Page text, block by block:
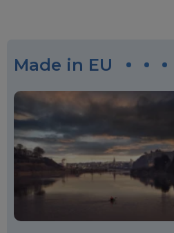
Made in EU